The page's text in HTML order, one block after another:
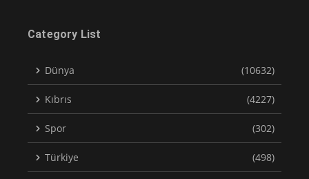
Category List
Dünya (10632)
Kıbrıs (4227)
Spor (302)
Türkiye (498)